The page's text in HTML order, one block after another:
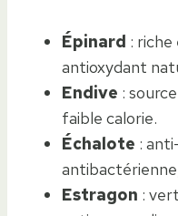
Épinard :
antioxydant
Endive :
faible calorie.
Échalote :
Estragon :